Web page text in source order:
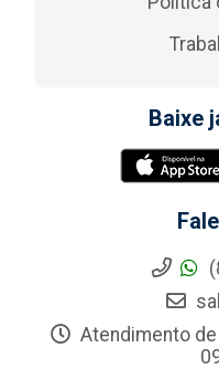
Baixe
Atendimento